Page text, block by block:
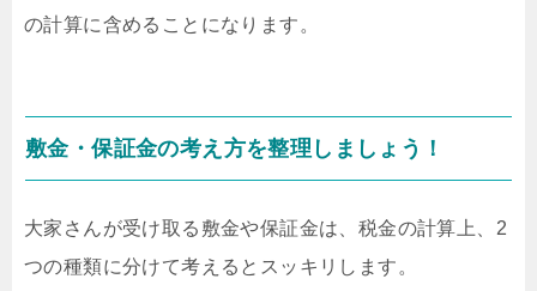
の計算に含めることになります。
敷金・保証金の考え方を整理しましょう！
大家さんが受け取る敷金や保証金は、税金の計算上、2
つの種類に分けて考えるとスッキリします。